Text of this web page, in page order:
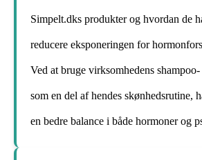
Simpelt.dks produkter og hvordan de
reducere eksponeringen for
Ved at bruge virksomhedens
som en del af hendes skønhedsrutine,
en bedre balance i både hormoner og